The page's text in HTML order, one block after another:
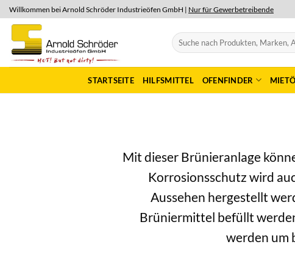
Skip
to
content
Willkommen bei Arnold Schröder Industrieöfen GmbH | Nur für Gewerbetreibende
Suchen
nach:
STARTSEITE HILFSMITTEL OFENFINDER
Mit dieser Brünieranlage
Korrosionsschutz wird
Aussehen hergestellt
Brüniermittel befüllt
werden um